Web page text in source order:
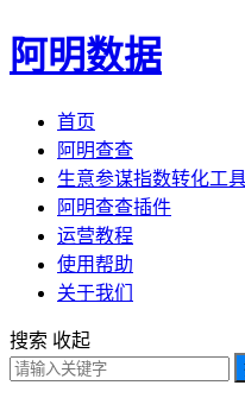
阿明数据
首页
阿明查查
生意参谋指数转化工
阿明查查插件
运营教程
使用帮助
关于我们
搜索 收起